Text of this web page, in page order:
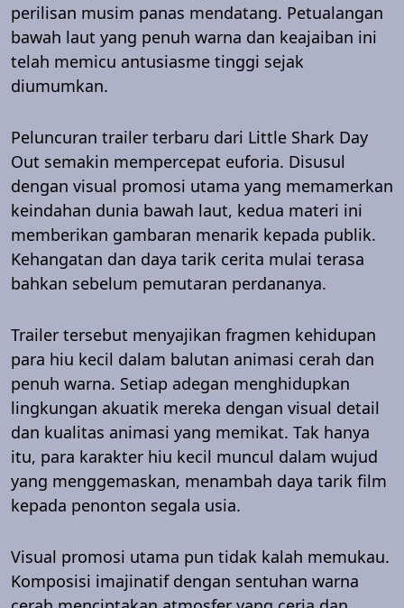
perilisan musim panas mendatang. Petualangan
bawah laut yang penuh warna dan keajaiban ini
telah memicu antusiasme tinggi sejak
diumumkan.
Peluncuran trailer terbaru dari Little Shark Day
Out semakin mempercepat euforia. Disusul
dengan visual promosi utama yang memamerkan
keindahan dunia bawah laut, kedua materi ini
memberikan gambaran menarik kepada publik.
Kehangatan dan daya tarik cerita mulai terasa
bahkan sebelum pemutaran perdananya.
Trailer tersebut menyajikan fragmen kehidupan
para hiu kecil dalam balutan animasi cerah dan
penuh warna. Setiap adegan menghidupkan
lingkungan akuatik mereka dengan visual detail
dan kualitas animasi yang memikat. Tak hanya
itu, para karakter hiu kecil muncul dalam wujud
yang menggemaskan, menambah daya tarik film
kepada penonton segala usia.
Visual promosi utama pun tidak kalah memukau.
Komposisi imajinatif dengan sentuhan warna